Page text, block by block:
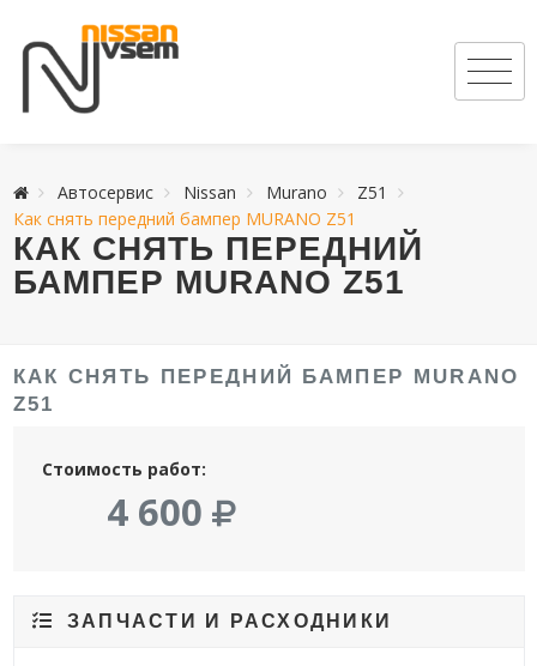
Автосервис Nissan Murano
Z51
Как снять передний бампер MURANO Z51
КАК СНЯТЬ ПЕРЕДНИЙ
БАМПЕР MURANO Z51
КАК СНЯТЬ ПЕРЕДНИЙ БАМПЕР MURANO
Z51
Стоимость работ:
4 600
ЗАПЧАСТИ И РАСХОДНИКИ